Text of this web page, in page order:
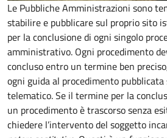
Le Pubbliche Amministrazioni sono
stabilire e pubblicare sul proprio sito
per la conclusione di ogni singolo
amministrativo. Ogni procedimento
concluso entro un termine ben
ogni guida al procedimento
telematico. Se il termine per la
un procedimento è trascorso senza
chiedere l’intervento del soggetto